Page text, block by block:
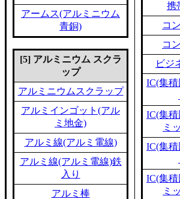
アームス(アルミニウム
青銅)
[5] アルミニウム スクラ
ップ
アルミニウムスクラップ
アルミインゴット(アル
ミ地金)
アルミ線(アルミ電線)
アルミ線(アルミ電線)鉄
入り
アルミ棒
携
コ
コ
ビジ
IC(集
IC(集
ミ
IC(集
IC(集
ミ